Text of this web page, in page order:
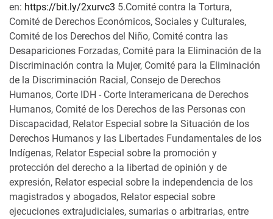
en: https://bit.ly/2xurvc3 5.Comité contra la Tortura,
Comité de Derechos Económicos, Sociales y Culturales,
Comité de los Derechos del Niño, Comité contra las
Desapariciones Forzadas, Comité para la Eliminación de la
Discriminación contra la Mujer, Comité para la Eliminación
de la Discriminación Racial, Consejo de Derechos
Humanos, Corte IDH - Corte Interamericana de Derechos
Humanos, Comité de los Derechos de las Personas con
Discapacidad, Relator Especial sobre la Situación de los
Derechos Humanos y las Libertades Fundamentales de los
Indígenas, Relator Especial sobre la promoción y
protección del derecho a la libertad de opinión y de
expresión, Relator especial sobre la independencia de los
magistrados y abogados, Relator especial sobre
ejecuciones extrajudiciales, sumarias o arbitrarias, entre